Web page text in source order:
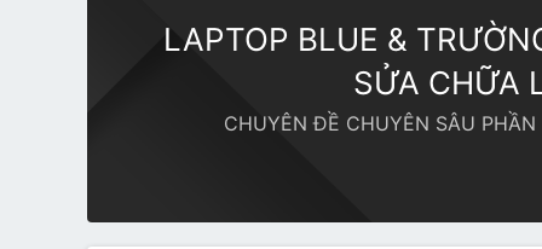
LAPTOP BLUE &
SỬA CHỮA
CHUYÊN ĐỀ CHUYÊN SÂU